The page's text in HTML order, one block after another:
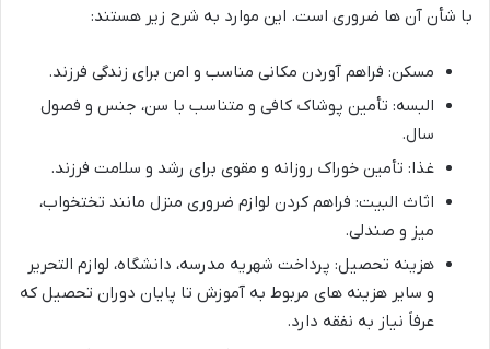
با شأن آن ها ضروری است. این موارد به شرح زیر هستند:
مسکن: فراهم آوردن مکانی مناسب و امن برای زندگی فرزند.
البسه: تأمین پوشاک کافی و متناسب با سن، جنس و فصول
سال.
غذا: تأمین خوراک روزانه و مقوی برای رشد و سلامت فرزند.
اثاث البیت: فراهم کردن لوازم ضروری منزل مانند تختخواب،
میز و صندلی.
هزینه تحصیل: پرداخت شهریه مدرسه، دانشگاه، لوازم التحریر
و سایر هزینه های مربوط به آموزش تا پایان دوران تحصیل که
عرفاً نیاز به نفقه دارد.